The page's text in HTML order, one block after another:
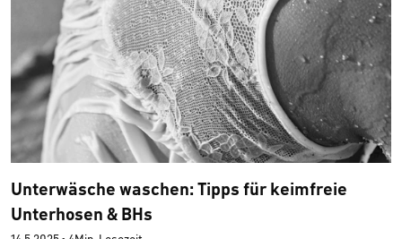
Unterwäsche waschen: Tipps für keimfreie
Unterhosen & BHs